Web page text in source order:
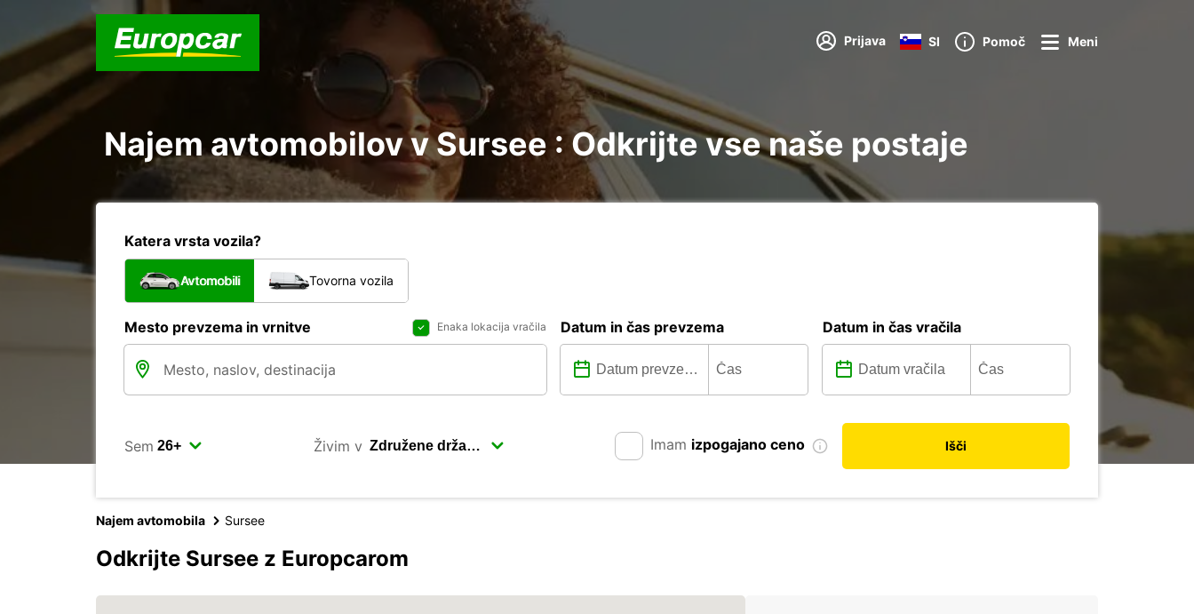
Prijava SI Pomoč Meni
Najem avtomobilov v Sursee : Odkrijte vse naše postaje
Katera vrsta vozila?
Avtomobili Tovorna vozila
Mesto prevzema in vrnitve Enaka lokacija vračila Datum in čas prevzema Datum in čas vračila
Sem Živim v Imam izpogajano ceno Išči
Najem avtomobila Sursee
Odkrijte Sursee z Europcarom